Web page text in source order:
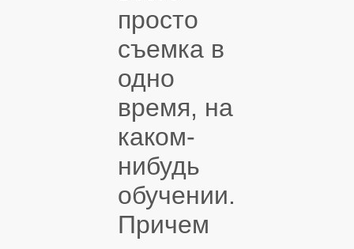
просто
съемка в
одно
время, на
каком-
нибудь
обучении.
Причем